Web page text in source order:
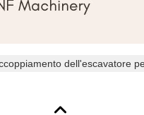
dell'escavatore